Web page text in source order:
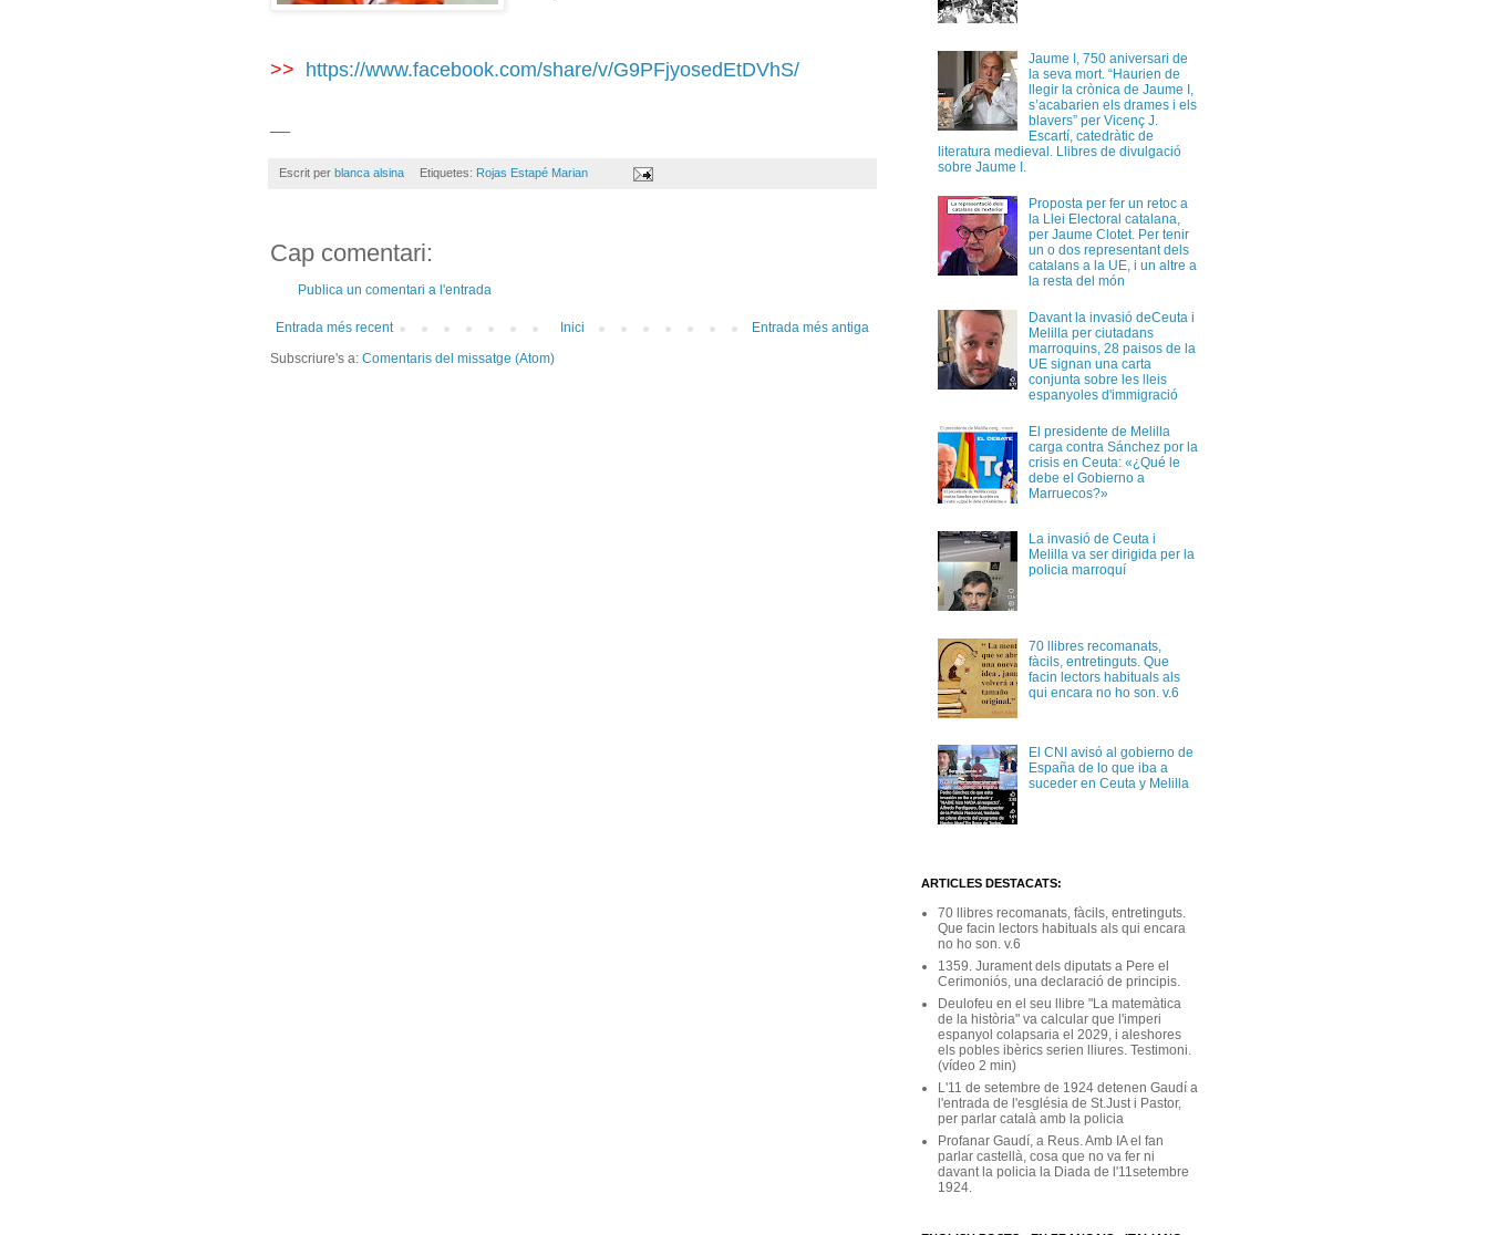
>> https://www.facebook.com/share/v/G9PFjyosedEtDVhS/
Escrit per blanca alsina Etiquetes: Rojas Estapé Marian
Cap comentari:
Publica un comentari a l'entrada
Entrada més recent Entrada més antiga
Inici
Subscriure's a: Comentaris del missatge (Atom)
Jaume I, 750 aniversari de
la seva mort. “Haurien de
llegir la crònica de Jaume I,
s’acabarien els drames i els
blavers” per Vicenç J.
Escartí, catedràtic de
literatura medieval. Llibres de divulgació
sobre Jaume I.
Proposta per fer un retoc a
la Llei Electoral catalana,
per Jaume Clotet. Per tenir
un o dos representant dels
catalans a la UE, i un altre a
la resta del món
Davant la invasió deCeuta i
Melilla per ciutadans
marroquins, 28 paisos de la
UE signan una carta
conjunta sobre les lleis
espanyoles d'immigració
El presidente de Melilla
carga contra Sánchez por la
crisis en Ceuta: «¿Qué le
debe el Gobierno a
Marruecos?»
La invasió de Ceuta i
Melilla va ser dirigida per la
policia marroquí
70 llibres recomanats,
fàcils, entretinguts. Que
facin lectors habituals als
qui encara no ho son. v.6
El CNI avisó al gobierno de
España de lo que iba a
suceder en Ceuta y Melilla
ARTICLES DESTACATS:
70 llibres recomanats, fàcils, entretinguts.
Que facin lectors habituals als qui encara
no ho son. v.6
1359. Jurament dels diputats a Pere el
Cerimoniós, una declaració de principis.
Deulofeu en el seu llibre "La matemàtica
de la història" va calcular que l'imperi
espanyol colapsaria el 2029, i aleshores
els pobles ibèrics serien lliures. Testimoni.
(vídeo 2 min)
L'11 de setembre de 1924 detenen Gaudí a
l'entrada de l'església de St.Just i Pastor,
per parlar català amb la policia
Profanar Gaudí, a Reus. Amb IA el fan
parlar castellà, cosa que no va fer ni
davant la policia la Diada de l'11setembre
1924.